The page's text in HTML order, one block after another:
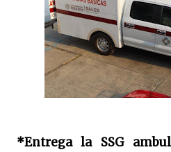
*Entrega la SSG